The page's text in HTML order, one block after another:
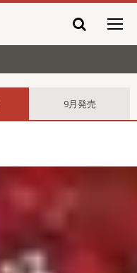
9月発売